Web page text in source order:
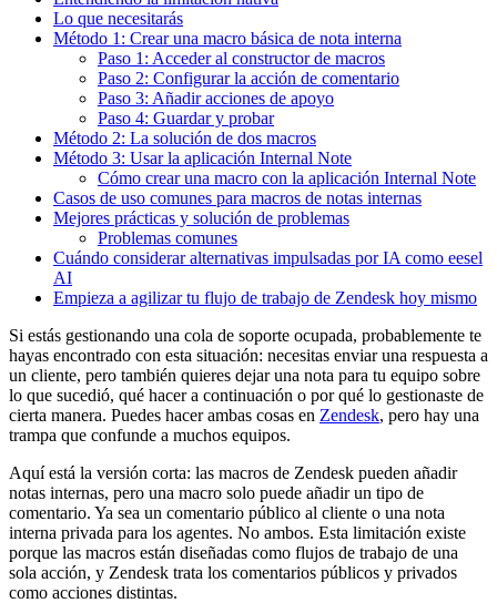
Lo que necesitarás
Método 1: Crear una macro básica de nota interna
Paso 1: Acceder al constructor de macros
Paso 2: Configurar la acción de comentario
Paso 3: Añadir acciones de apoyo
Paso 4: Guardar y probar
Método 2: La solución de dos macros
Método 3: Usar la aplicación Internal Note
Cómo crear una macro con la aplicación Internal Note
Casos de uso comunes para macros de notas internas
Mejores prácticas y solución de problemas
Problemas comunes
Cuándo considerar alternativas impulsadas por IA como eesel
AI
Empieza a agilizar tu flujo de trabajo de Zendesk hoy mismo
Si estás gestionando una cola de soporte ocupada, probablemente te
hayas encontrado con esta situación: necesitas enviar una respuesta a
un cliente, pero también quieres dejar una nota para tu equipo sobre
lo que sucedió, qué hacer a continuación o por qué lo gestionaste de
cierta manera. Puedes hacer ambas cosas en Zendesk, pero hay una
trampa que confunde a muchos equipos.
Aquí está la versión corta: las macros de Zendesk pueden añadir
notas internas, pero una macro solo puede añadir un tipo de
comentario. Ya sea un comentario público al cliente o una nota
interna privada para los agentes. No ambos. Esta limitación existe
porque las macros están diseñadas como flujos de trabajo de una
sola acción, y Zendesk trata los comentarios públicos y privados
como acciones distintas.